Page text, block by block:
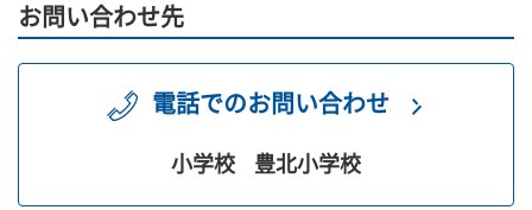
お問い合わせ先
電話でのお問い合わせ
小学校 豊北小学校